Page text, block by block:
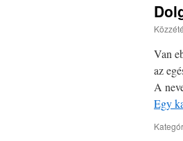
Van
az
A
Egy